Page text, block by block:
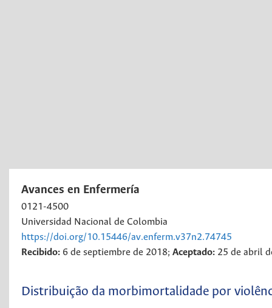
Avances en Enfermería
0121-4500
Universidad Nacional de Colombia
https://doi.org/10.15446/av.enferm.v37n2.74745
Recibido: 6 de septiembre de 2018; Aceptado: 25 de abril
Distribuição da morbimortalidade por